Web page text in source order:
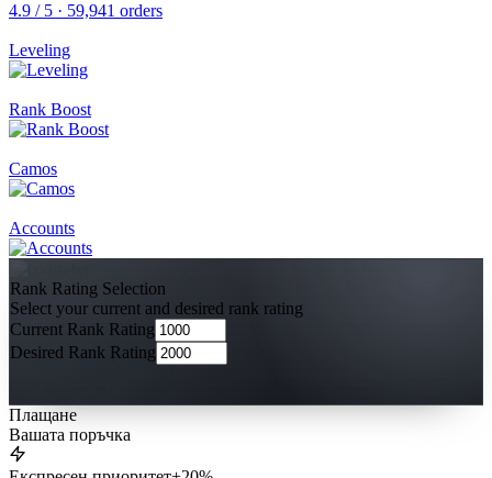
4.9 / 5 · 59,941 orders
Leveling
Rank Boost
Camos
Accounts
Rank Rating Selection
Select your current and desired rank rating
Current Rank Rating
Desired Rank Rating
Плащане
Вашата поръчка